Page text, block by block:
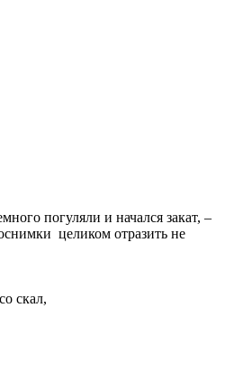
погуляли и начался закат, –
целиком отразить не
скал,